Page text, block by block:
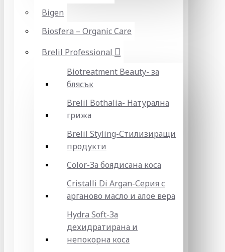
Bigen
Biosfera – Organic Care
Brelil Professional
Biotreatment Beauty- за
блясък
Brelil Bothalia- Натурална
грижа
Brelil Styling-Стилизиращи
продукти
Color-За боядисана коса
Cristalli Di Argan-Серия с
арганово масло и алое вера
Hydra Soft-За
дехидратирана и
непокорна коса